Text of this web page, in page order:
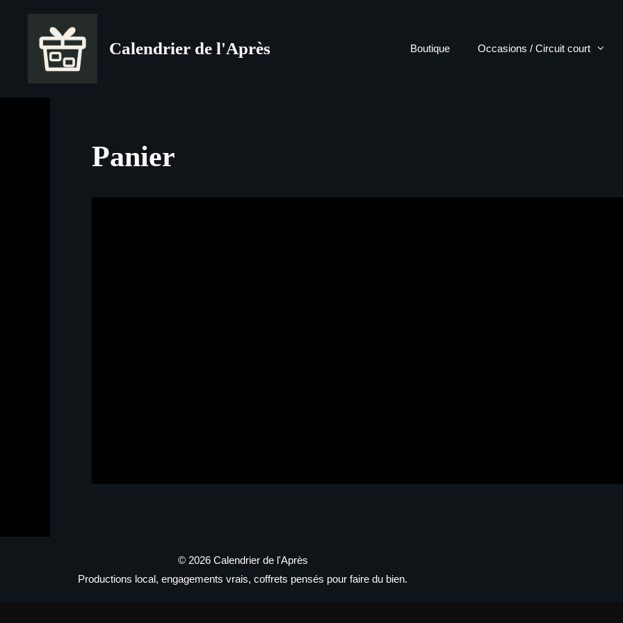
contenu
Calendrier de l'Après Boutique Occasions / Circuit court
Panier
© 2026 Calendrier de l'Après
Productions local, engagements vrais, coffrets pensés pour faire du bien.